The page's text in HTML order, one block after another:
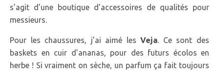
s’agit d’une boutique d’accessoires de qualités pour
messieurs.
Pour les chaussures, j’ai aimé lesVeja. Ce sont des
baskets en cuir d’ananas, pour des futurs écolos en
herbe ! Si vraiment on sèche, un parfum ça fait toujours